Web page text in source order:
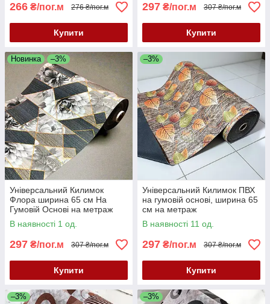
266 ₴/пог.м 276 ₴/пог.м
Купити
297 ₴/пог.м 307 ₴/пог.м
Купити
Новинка –3%
Універсальний Килимок
Флора ширина 65 см На
Гумовій Основі на метраж
для Кухні, Коридору та інших
приміщень
В наявності 1 од.
297 ₴/пог.м 307 ₴/пог.м
Купити
–3%
Універсальний Килимок ПВХ
на гумовій основі, ширина 65
см на метраж
В наявності 11 од.
297 ₴/пог.м 307 ₴/пог.м
Купити
–3% –3%